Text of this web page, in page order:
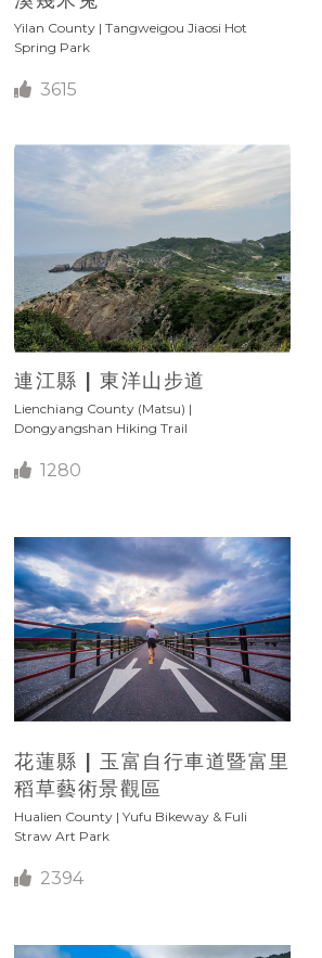
Yilan County | Tangweigou Jiaosi Hot
Spring Park
3615
連江縣 | 東洋山步道
Lienchiang County (Matsu) |
Dongyangshan Hiking Trail
1280
花蓮縣 | 玉富自行車道暨富里
稻草藝術景觀區
Hualien County | Yufu Bikeway & Fuli
Straw Art Park
2394